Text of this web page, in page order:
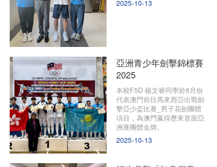
2025-10-13
亞洲青少年劍擊錦標賽
2025
本校F5D 楊文睿同學於8月份
代表澳門前往馬來西亞出戰劍
擊亞少盃比賽_男子花劍團體
項目，為澳門嬴得歷來首面亞
洲賽團體金牌。
2025-10-13